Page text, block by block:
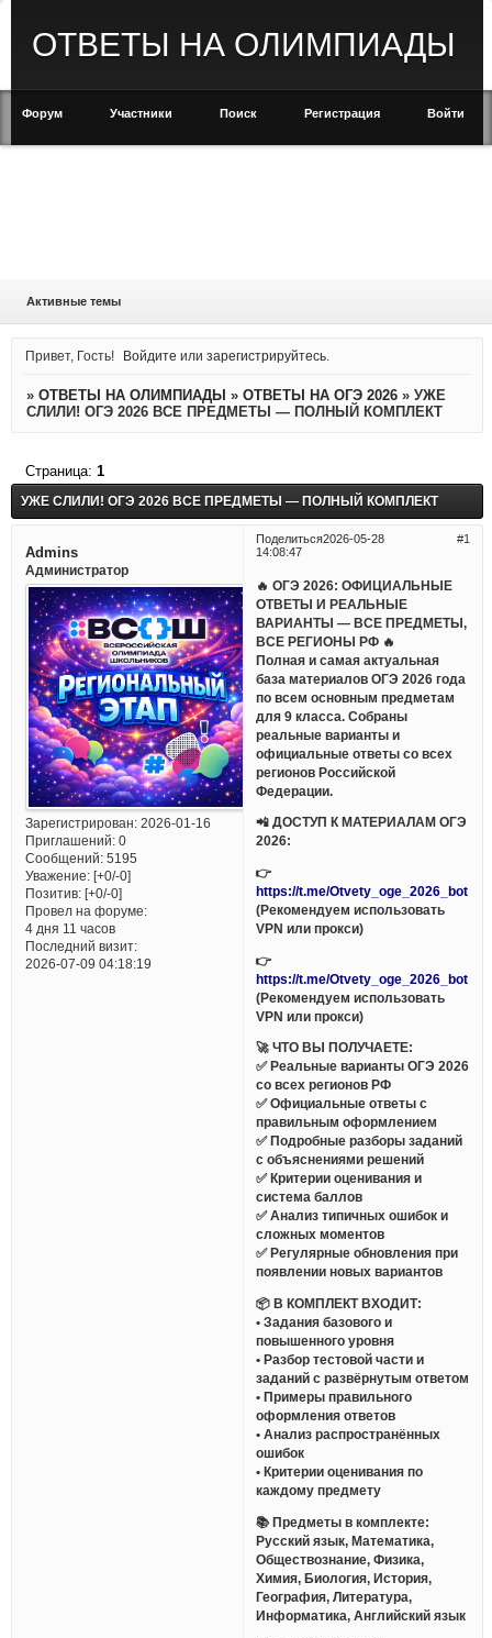
ОТВЕТЫ НА ОЛИМПИАДЫ
Форум Участники Поиск Регистрация Войти
Активные темы
Привет, Гость! Войдите илизарегистрируйтесь
» ОТВЕТЫ НА ОЛИМПИАДЫ » ОТВЕТЫ НА ОГЭ 2026 » УЖЕ
СЛИЛИ! ОГЭ 2026 ВСЕ ПРЕДМЕТЫ — ПОЛНЫЙ КОМПЛЕКТ
УЖЕ СЛИЛИ! ОГЭ 2026 ВСЕ ПРЕДМЕТЫ — ПОЛНЫЙ КОМПЛЕКТ
Страница: 1
Поделиться 1
2026-05-28
14:08:47
Admins
Администратор
Зарегистрирован: 2026-01-16
Приглашений:0
Сообщений:5195
Уважение: [+0/-0]
Позитив: [+0/-0]
Провел на форуме:
4 дня 11 часов
Последний визит:
2026-07-09 04:18:19
🔥 ОГЭ 2026: ОФИЦИАЛЬНЫЕ
ОТВЕТЫ И РЕАЛЬНЫЕ
ВАРИАНТЫ — ВСЕ ПРЕДМЕТЫ,
ВСЕ РЕГИОНЫ РФ 🔥
Полная и самая актуальная
база материалов ОГЭ 2026 года
по всем основным предметам
для 9 класса. Собраны
реальные варианты и
официальные ответы со всех
регионов Российской
Федерации.
📲 ДОСТУП К МАТЕРИАЛАМ ОГЭ
2026:
👉
https://t.me/Otvety_oge_2026_bot
(Рекомендуем использовать
VPN или прокси)
👉
https://t.me/Otvety_oge_2026_bot
(Рекомендуем использовать
VPN или прокси)
🚀 ЧТО ВЫ ПОЛУЧАЕТЕ:
✅ Реальные варианты ОГЭ 2026
со всех регионов РФ
✅ Официальные ответы с
правильным оформлением
✅ Подробные разборы заданий
с объяснениями решений
✅ Критерии оценивания и
система баллов
✅ Анализ типичных ошибок и
сложных моментов
✅ Регулярные обновления при
появлении новых вариантов
📦 В КОМПЛЕКТ ВХОДИТ:
• Задания базового и
повышенного уровня
• Разбор тестовой части и
заданий с развёрнутым ответом
• Примеры правильного
оформления ответов
• Анализ распространённых
ошибок
• Критерии оценивания по
каждому предмету
📚 Предметы в комплекте:
Русский язык, Математика,
Обществознание, Физика,
Химия, Биология, История,
География, Литература,
Информатика, Английский язык